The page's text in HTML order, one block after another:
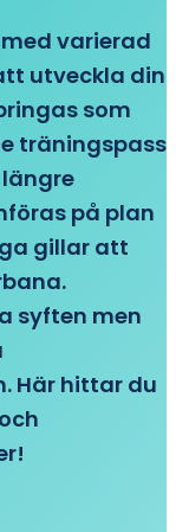
varierad
utveckla din
som
träningspass
på plan
gillar att
syften men
Här hittar du